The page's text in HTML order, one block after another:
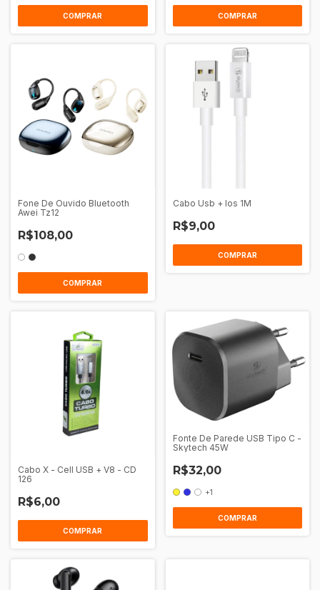
COMPRAR COMPRAR
Fone De Ouvido Bluetooth
Awei Tz12
R$108,00
COMPRAR
Cabo Usb + Ios 1M
R$9,00
COMPRAR
Cabo X - Cell USB + V8 - CD
126
R$6,00
COMPRAR
Fonte De Parede USB Tipo C -
Skytech 45W
R$32,00
+1
COMPRAR